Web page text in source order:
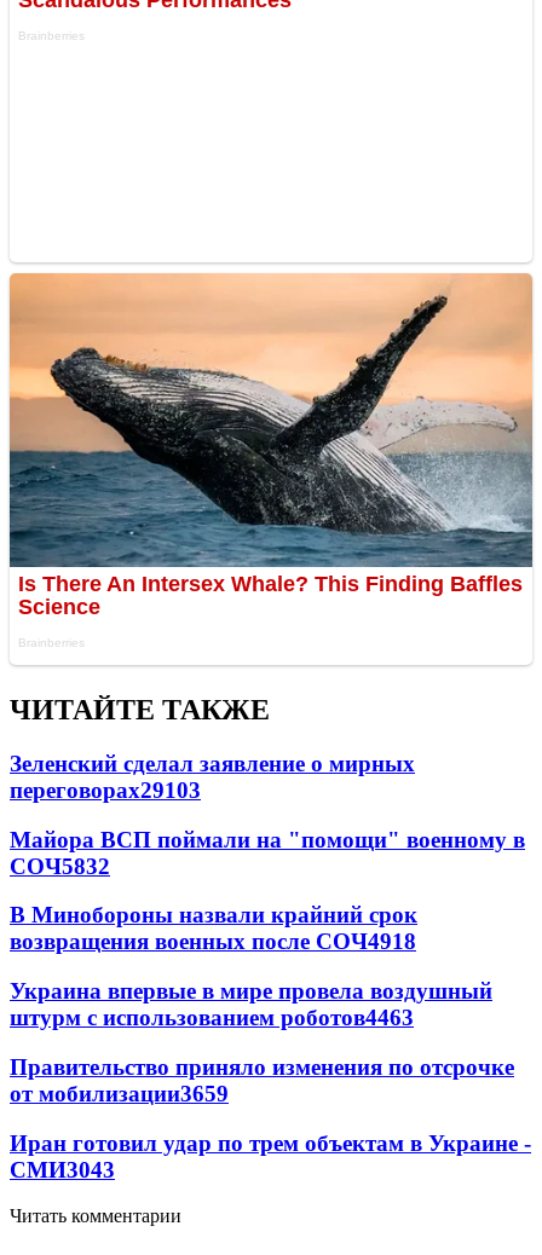
ЧИТАЙТЕ ТАКЖЕ
Зеленский сделал заявление о мирных
переговорах29103
Майора ВСП поймали на "помощи" военному в
СОЧ5832
В Минобороны назвали крайний срок
возвращения военных после СОЧ4918
Украина впервые в мире провела воздушный
штурм с использованием роботов4463
Правительство приняло изменения по отсрочке
от мобилизации3659
Иран готовил удар по трем объектам в Украине -
СМИ3043
Читать комментарии